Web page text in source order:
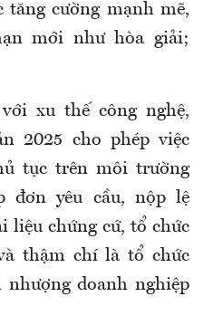
tăng cường mạnh mẽ,
mới như hòa giải;
xu thế công nghệ,
2025 cho phép việc
tục trên môi trường
đơn yêu cầu, nộp lệ
liệu chứng cứ, tổ chức
thậm chí là tổ chức
nhượng doanh nghiệp